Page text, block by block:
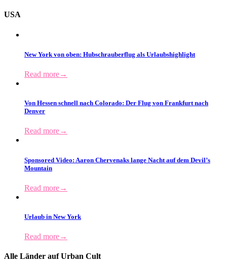
USA
New York von oben: Hubschrauberflug als Urlaubshighlight
Read more→
Von Hessen schnell nach Colorado: Der Flug von Frankfurt nach
Denver
Read more→
Sponsored Video: Aaron Chervenaks lange Nacht auf dem Devil’s
Mountain
Read more→
Urlaub in New York
Read more→
Alle Länder auf Urban Cult